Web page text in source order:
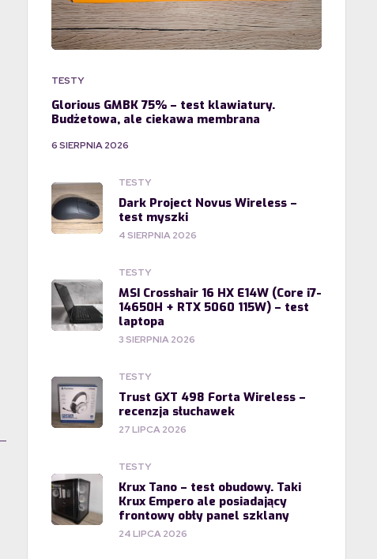
TESTY
Glorious GMBK 75% – test klawiatury.
Budżetowa, ale ciekawa membrana
6 SIERPNIA 2026
TESTY
Dark Project Novus Wireless –
test myszki
4 SIERPNIA 2026
TESTY
MSI Crosshair 16 HX E14W (Core i7-
14650H + RTX 5060 115W) – test
laptopa
3 SIERPNIA 2026
TESTY
Trust GXT 498 Forta Wireless –
recenzja słuchawek
27 LIPCA 2026
TESTY
Krux Tano – test obudowy. Taki
Krux Empero ale posiadający
frontowy obły panel szklany
24 LIPCA 2026